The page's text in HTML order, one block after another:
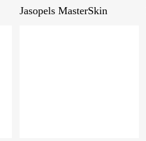
Jasopels MasterSkin